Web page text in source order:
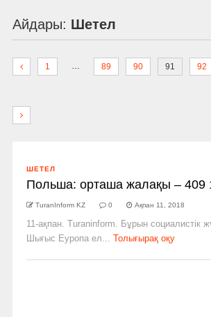
Айдары: Шетел
1 89 90 91 92
ШЕТЕЛ
Польша: орташа жалақы – 409
TuranInform KZ 0 Ақпан 11, 2018
11-ақпан. Turaninform. Бұрын социалистік
Шығыс Еуропа ел...
Толығырақ оқу